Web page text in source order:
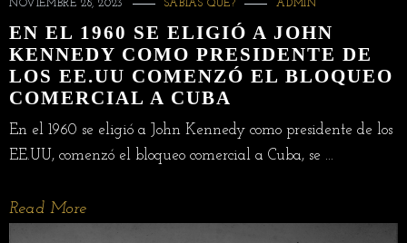
NOVIEMBRE 28, 2023 SABIAS QUE? ADMIN
EN EL 1960 SE ELIGIÓ A JOHN
KENNEDY COMO PRESIDENTE DE
LOS EE.UU COMENZÓ EL BLOQUEO
COMERCIAL A CUBA
En el 1960 se eligió a John Kennedy como presidente de los
EE.UU, comenzó el bloqueo comercial a Cuba, se ...
Read More